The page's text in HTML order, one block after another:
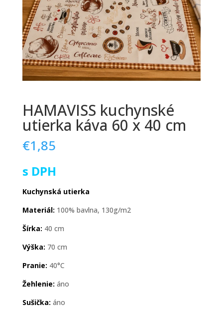
HAMAVISS kuchynské
utierka káva 60 x 40 cm
€1,85
s DPH
Kuchynská utierka
Materiál: 100% bavlna, 130g/m2
Šírka: 40 cm
Výška: 70 cm
Pranie: 40°C
Žehlenie: áno
Sušička: áno